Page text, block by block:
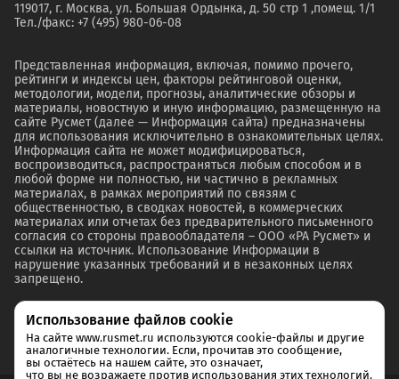
119017, г. Москва, ул. Большая Ордынка, д. 50 стр 1 ,помещ. 1/1
Тел./факс: +7 (495) 980-06-08
Представленная информация, включая, помимо прочего,
рейтинги и индексы цен, факторы рейтинговой оценки,
методологии, модели, прогнозы, аналитические обзоры и
материалы, новостную и иную информацию, размещенную на
сайте Русмет (далее — Информация сайта) предназначены
для использования исключительно в ознакомительных целях.
Информация сайта не может модифицироваться,
воспроизводиться, распространяться любым способом и в
любой форме ни полностью, ни частично в рекламных
материалах, в рамках мероприятий по связям с
общественностью, в сводках новостей, в коммерческих
материалах или отчетах без предварительного письменного
согласия со стороны правообладателя – ООО «РА Русмет» и
ссылки на источник. Использование Информации в
нарушение указанных требований и в незаконных целях
запрещено.
Использование файлов cookie
На сайте www.rusmet.ru используются cookie-файлы и другие
аналогичные технологии. Если, прочитав это сообщение,
вы остаётесь на нашем сайте, это означает,
что вы не возражаете против использования этих технологий.